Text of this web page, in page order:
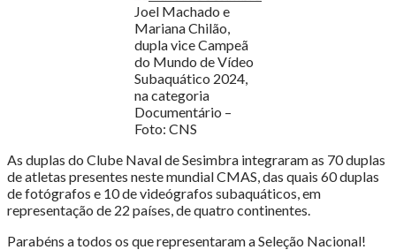
Joel Machado e
Mariana Chilão,
dupla vice Campeã
do Mundo de Vídeo
Subaquático 2024,
na categoria
Documentário –
Foto: CNS
As duplas do Clube Naval de Sesimbra integraram as 70 duplas
de atletas presentes neste mundial CMAS, das quais 60 duplas
de fotógrafos e 10 de videógrafos subaquáticos, em
representação de 22 países, de quatro continentes.
Parabéns a todos os que representaram a Seleção Nacional!